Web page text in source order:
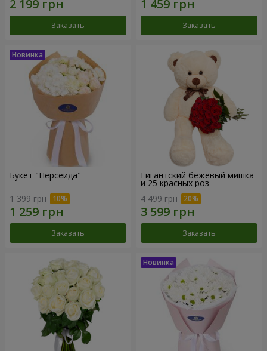
Заказать Заказать
Букет "Персеида"
1 399 грн
Заказать
Гигантский бежевый мишка
и 25 красных роз
4 499 грн
Заказать